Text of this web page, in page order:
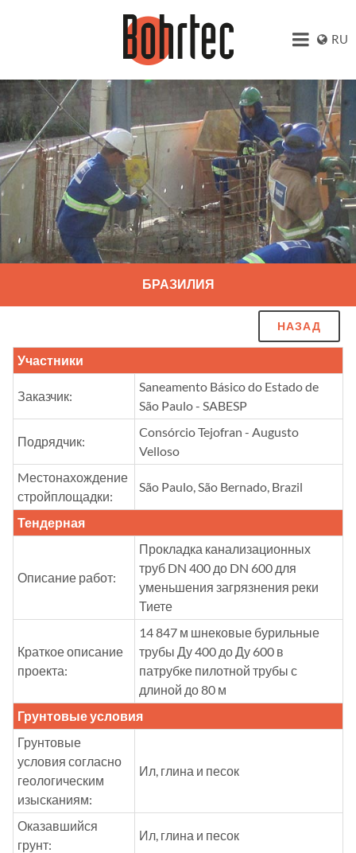
RU
БРАЗИЛИЯ
НАЗАД
Участники
Заказчик:
Saneamento Básico do Estado de
São Paulo - SABESP
Подрядчик:
Consórcio Tejofran - Augusto
Velloso
Mестонахождение
стройплощадки:
São Paulo, São Bernado, Brazil
Тендерная
Описание работ:
Прокладка канализационных
труб DN 400 до DN 600 для
уменьшения загрязнения реки
Тиете
Краткое описание
проекта:
14 847 м шнековые бурильные
трубы Ду 400 до Ду 600 в
патрубке пилотной трубы с
длиной до 80 м
Грунтовые условия
Грунтовые
условия согласно
геологическим
изысканиям:
Ил, глина и песок
Оказавшийся
грунт:
Ил, глина и песок